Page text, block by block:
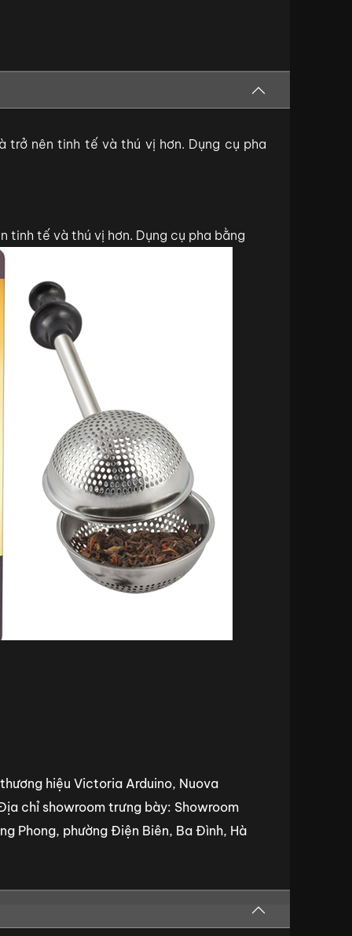
nên tinh tế và thú vị hơn. Dụng cụ pha
tinh tế và thú vị hơn. Dụng cụ pha bằng
hiệu Victoria Arduino, Nuova
chỉ showroom trưng bày: Showroom
Phong, phường Điện Biên, Ba Đình, Hà